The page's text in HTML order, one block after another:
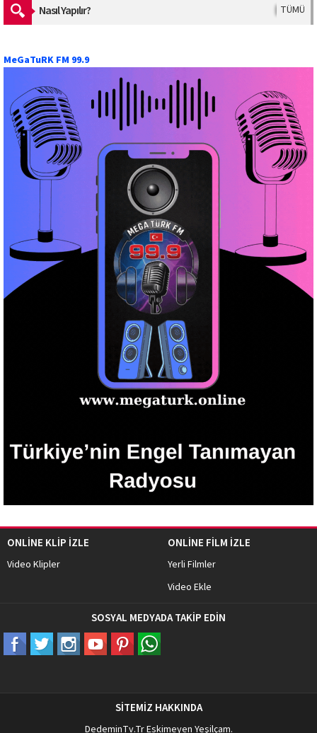
Nasıl Yapılır? TÜMÜ
MeGaTuRK FM 99.9
ONLİNE KLİP İZLE
Video Klipler
ONLİNE FİLM İZLE
Yerli Filmler
Video Ekle
SOSYAL MEDYADA TAKİP EDİN
SİTEMİZ HAKKINDA
DedeminTv.TrEskimeyen Yeşilçam.